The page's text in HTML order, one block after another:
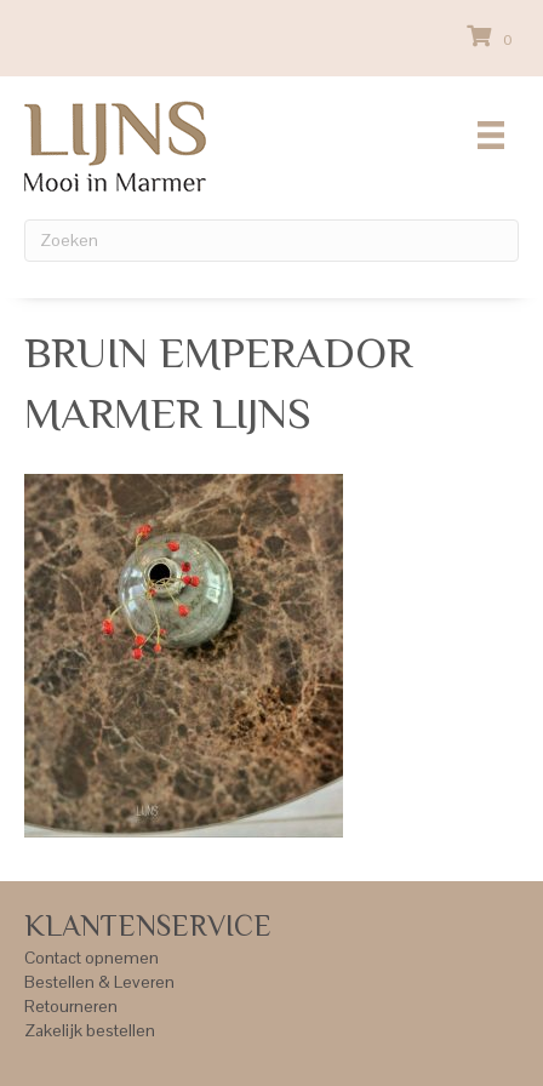
0
BRUIN EMPERADOR
MARMER LIJNS
KLANTENSERVICE
Contact opnemen
Bestellen & Leveren
Retourneren
Zakelijk bestellen